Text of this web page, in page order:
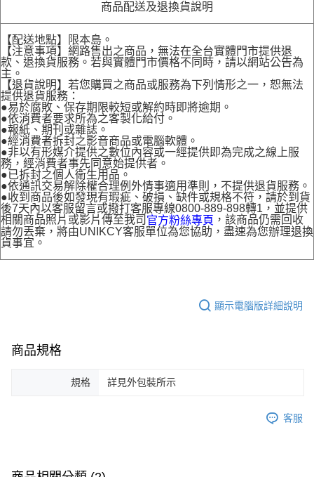
商品配送及退換貨說明
【配送地點】限本島。
【注意事項】網路售出之商品，無法在全台實體門市提供退
款、退換貨服務。若與實體門市價格不同時，請以網站公告為
主。
【退貨說明】若您購買之商品或服務為下列情形之一，恕無法
提供退貨服務：
●易於腐敗、保存期限較短或解約時即將逾期。
●依消費者要求所為之客製化給付。
●報紙、期刊或雜誌。
●經消費者拆封之影音商品或電腦軟體。
●非以有形媒介提供之數位內容或一經提供即為完成之線上服
務，經消費者事先同意始提供者。
●已拆封之個人衛生用品。
●依通訊交易解除權合理例外情事適用準則，不提供退貨服務。
●收到商品後如發現有瑕疵、破損、缺件或規格不符，請於到貨
後7天內以客服留言或撥打客服專線0800-889-898轉1，並提供
相關商品照片或影片傳至我司 官方粉絲專頁 ，該商品仍需回收
請勿丟棄，將由UNIKCY客服單位為您協助，盡速為您辦理退換
貨事宜。
顯示電腦版詳細說明
商品規格
規格 詳見外包裝所示
客服